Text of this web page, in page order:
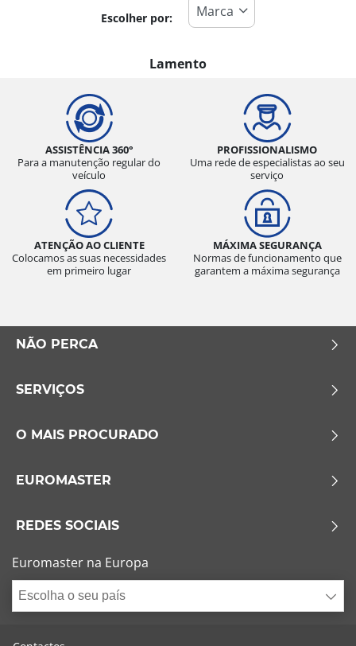
Todos os tipos (0)
Verão (0)
Todas as estações (0)
Tipo de veículo
Todos os tipos (0)
Ligeiro (0)
Comercial (0)
Esvaziamento limitado
Sem esvaziamento limitado (0)
Mais opções
Escolher por:
Lamento
ASSISTÊNCIA 360°
Para a manutenção regular do
veículo
PROFISSIONALISMO
Uma rede de especialistas ao seu
serviço
ATENÇÃO AO CLIENTE
Colocamos as suas necessidades
em primeiro lugar
MÁXIMA SEGURANÇA
Normas de funcionamento que
garantem a máxima segurança
NÃO PERCA
SERVIÇOS
O MAIS PROCURADO
EUROMASTER
REDES SOCIAIS
Euromaster na Europa
Escolha o seu país